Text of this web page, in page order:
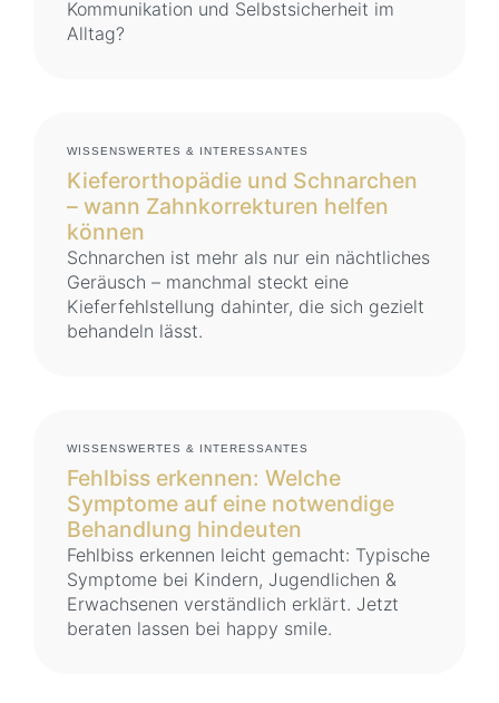
Kommunikation und Selbstsicherheit im
Alltag?
WISSENSWERTES & INTERESSANTES
Kieferorthopädie und Schnarchen
– wann Zahnkorrekturen helfen
können
Schnarchen ist mehr als nur ein nächtliches
Geräusch – manchmal steckt eine
Kieferfehlstellung dahinter, die sich gezielt
behandeln lässt.
WISSENSWERTES & INTERESSANTES
Fehlbiss erkennen: Welche
Symptome auf eine notwendige
Behandlung hindeuten
Fehlbiss erkennen leicht gemacht: Typische
Symptome bei Kindern, Jugendlichen &
Erwachsenen verständlich erklärt. Jetzt
beraten lassen bei happy smile.